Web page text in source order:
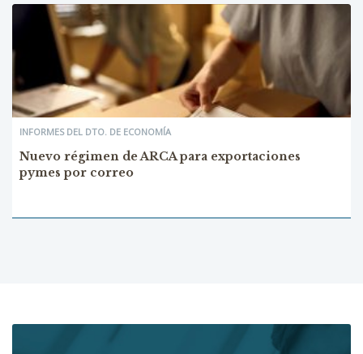
INFORMES DEL DTO. DE ECONOMÍA
Nuevo régimen de ARCA para exportaciones
pymes por correo